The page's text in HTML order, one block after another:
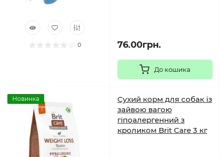
0 76.00грн.
До кошика
Новинка
Сухий корм для собак із
зайвою вагою
гіпоалергенний з
кроликом Brit Care 3 кг